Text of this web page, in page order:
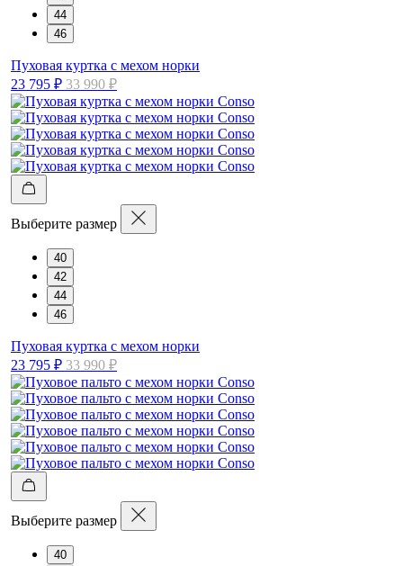
44
46
Пуховая куртка с мехом норки
23 795 ₽ 33 990 ₽
Выберите размер
40
42
44
46
Пуховая куртка с мехом норки
23 795 ₽ 33 990 ₽
Выберите размер
40